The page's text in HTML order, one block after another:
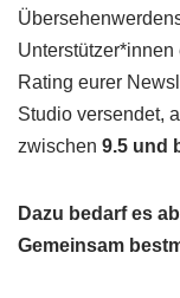
Rating eurer
Studio versendet,
zwischen 9.5 und
Dazu bedarf es
Gemeinsam